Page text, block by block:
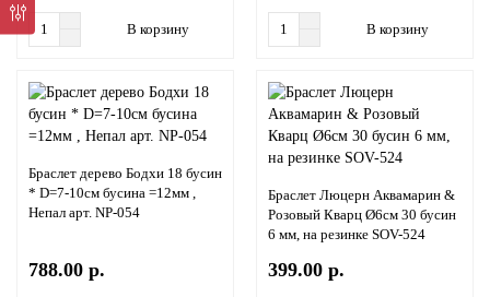
В корзину В корзину
Браслет дерево Бодхи 18 бусин
* D=7-10см бусина =12мм ,
Непал арт. NP-054
788.00 р.
Браслет Люцерн Аквамарин &
Розовый Кварц Ø6см 30 бусин
6 мм, на резинке SOV-524
399.00 р.